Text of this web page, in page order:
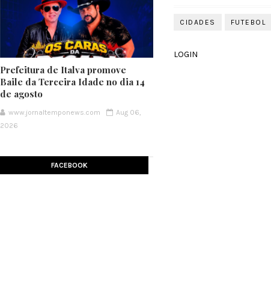
Prefeitura de Italva promove
Baile da Terceira Idade no dia 14
de agosto
www.jornaltemponews.com
Aug 06,
2026
FACEBOOK
CIDADES FUTEBOL
LOGIN